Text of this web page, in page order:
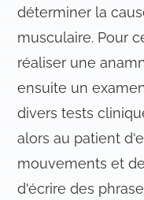
déterminer la
musculaire. Pour
réaliser une
ensuite un
divers tests
alors au patient
mouvements et
d'écrire des